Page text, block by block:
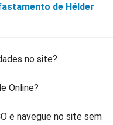
de Hélder
no site?
Online?
e navegue no site sem